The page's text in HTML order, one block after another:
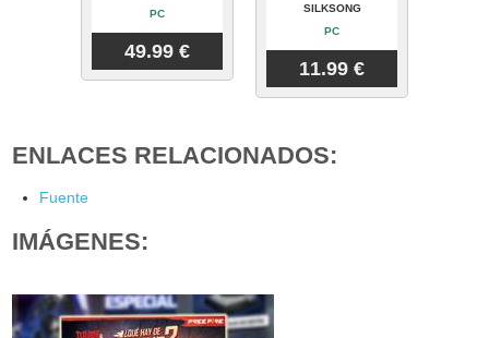
PC
49.99 €
SILKSONG
PC
11.99 €
ENLACES RELACIONADOS:
Fuente
IMÁGENES: